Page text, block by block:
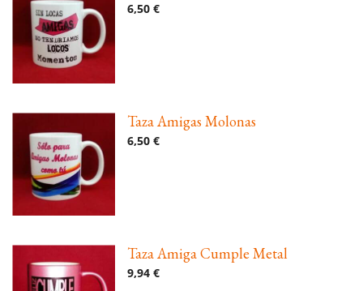
6,50 €
Taza Amigas Molonas
6,50 €
Taza Amiga Cumple Metal
9,94 €